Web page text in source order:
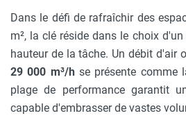
Dans le défi de rafraîchir des
m², la clé réside dans le choix
hauteur de la tâche. Un débit d'air
29 000 m³/hse présente comme
plage de performance garantit
capable d'embrasser de vastes